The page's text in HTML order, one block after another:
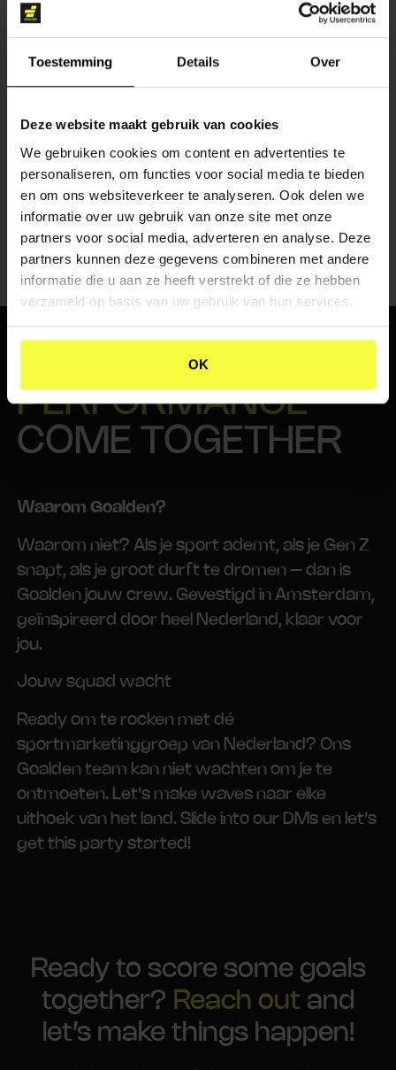
Toestemming Details Over
Deze website maakt gebruik van cookies
We gebruiken cookies om content en advertenties te
personaliseren, om functies voor social media te bieden
en om ons websiteverkeer te analyseren. Ook delen we
informatie over uw gebruik van onze site met onze
partners voor social media, adverteren en analyse. Deze
partners kunnen deze gegevens combineren met andere
informatie die u aan ze heeft verstrekt of die ze hebben
verzameld op basis van uw gebruik van hun services.
OK
CONTENT CREATIE
WHEREPASSION
PERFORMANCE
COME TOGETHER
Waarom Goalden?
Waarom niet? Als je sport ademt, als je Gen Z
snapt, als je groot durft te dromen – dan is
Goalden jouw crew. Gevestigd in Amsterdam,
geïnspireerd door heel Nederland, klaar voor
jou.
Jouw squad wacht
Ready om te rocken met dé
sportmarketinggroep van Nederland? Ons
Goalden team kan niet wachten om je te
ontmoeten. Let’s make waves naar elke
uithoek van het land. Slide into our DMs en let’s
get this party started!
Ready to score some goals
together? Reach out and
let’s make things happen!